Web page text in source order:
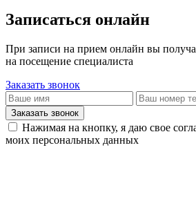
Записаться онлайн
При записи на прием онлайн вы
на посещение специалиста
Заказать звонок
Заказать звонок
Нажимая на кнопку, я даю свое
моих персональных данных